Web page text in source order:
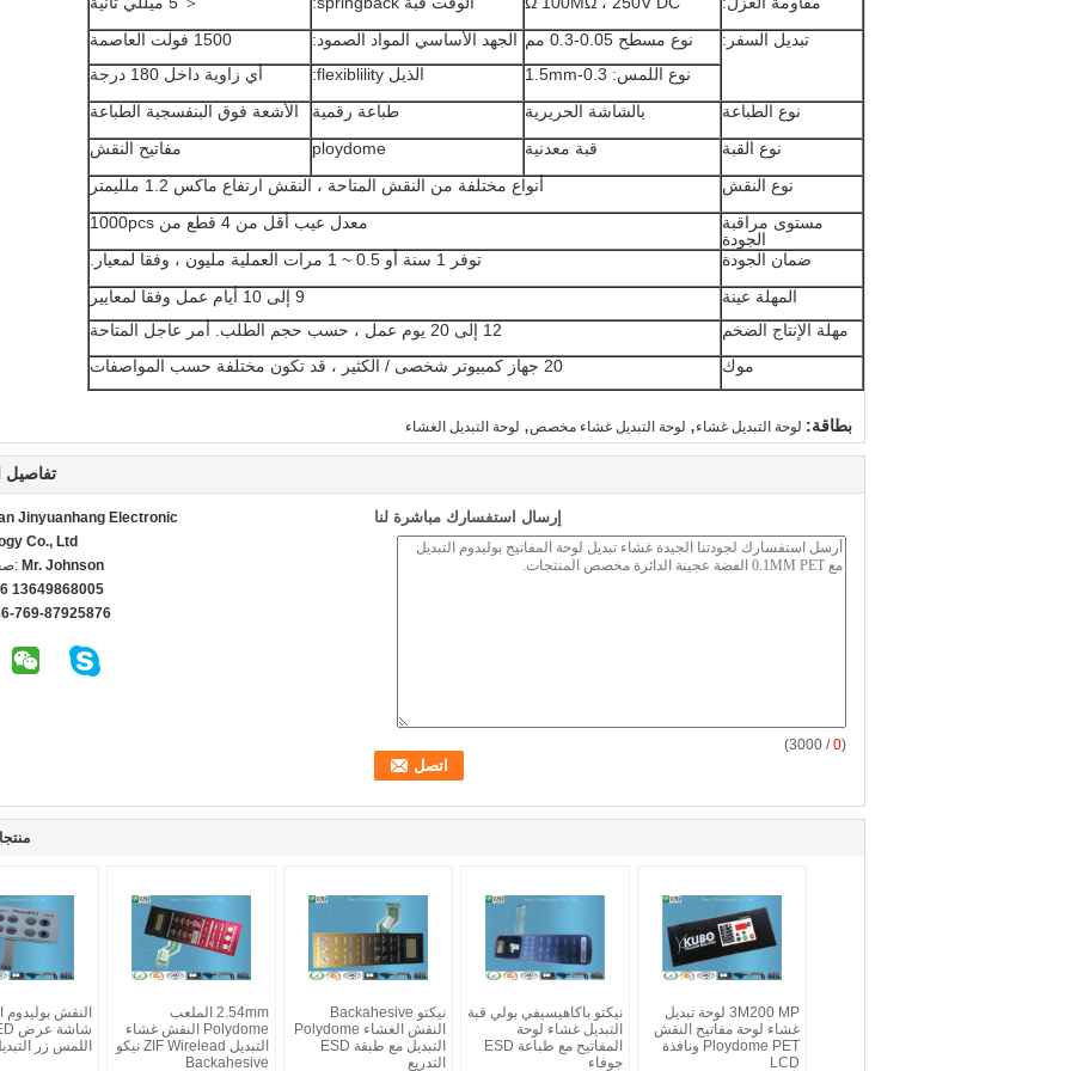
تبديل السفر:
نوع مسطح 0.05-0.3 مم الجهد الأساسي المواد الصمود:
1500 فولت العاصمة
نوع اللمس: 0.3-1.5mm
الذيل flexiblility:
أي زاوية داخل 180 درجة
نوع الطباعة
بالشاشة الحريرية طباعة رقمية
الأشعة فوق البنفسجية الطباعة
نوع القبة
قبة معدنية ploydome
مفاتيح النقش
نوع النقش
أنواع مختلفة من النقش المتاحة ، النقش ارتفاع ماكس 1.2 ملليمتر
مستوى مراقبة
الجودة
معدل عيب أقل من 4 قطع من 1000pcs
ضمان الجودة
توفر 1 سنة أو 0.5 ~ 1 مرات العملية مليون ، وفقا لمعيار.
المهلة عينة
9 إلى 10 أيام عمل وفقا لمعايير
مهلة الإنتاج الضخم
12 إلى 20 يوم عمل ، حسب حجم الطلب.
أمر عاجل المتاحة
موك
20 جهاز كمبيوتر شخصى / الكثير ، قد تكون مختلفة حسب المواصفات
بطاقة: لوحة التبديل غشاء, لوحة التبديل غشاء مخصص, لوحة التبديل الغشاء
تفاصيل
Jinyuanhang Electronic
Co., Ltd
Mr. Johnson
13649868005
769-87925876
إرسال استفسارك مباشرة لنا
(
0
/ 3000)
النقش بوليدوم
اللمس زر
2.54mm الملعب
Polydome النقش غشاء
التبديل ZIF Wirelead نيكو
Backahesive
نيكتو Backahesive
النقش الغشاء Polydome
التبديل مع طبقة ESD
التدريع
نيكتو باكاهيسيفي بولي قبة
التبديل غشاء لوحة
المفاتيح مع طباعة ESD
جوفاء
3M200 MP لوحة تبديل
غشاء لوحة مفاتيح النقش
Ploydome PET ونافذة
LCD